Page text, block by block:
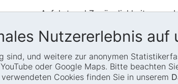
Nutzererlebnis auf
und weitere zur anonymen
oder Google Maps. Bitte beachten
Cookies finden Sie in unserem
Anfahrt und Zugänglichkeit
Leichte Sprache
Gebärdensprache
Erklärung zur Barrierefreiheit
Newsletter